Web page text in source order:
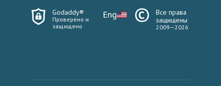
Godaddy®
Проверено и
защищено
Eng
Все права
защищены
2009—2026